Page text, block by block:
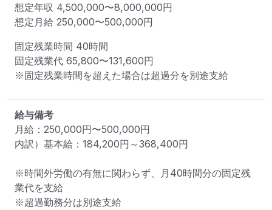
想定年収 4,500,000〜8,000,000円
想定月給 250,000〜500,000円
固定残業時間 40時間
固定残業代 65,800〜131,600円
※固定残業時間を超えた場合は超過分を別途支給
給与備考
月給：250,000円〜500,000円
内訳）基本給：184,200円～368,400円
※時間外労働の有無に関わらず、月40時間分の固定残
業代を支給
※超過勤務分は別途支給